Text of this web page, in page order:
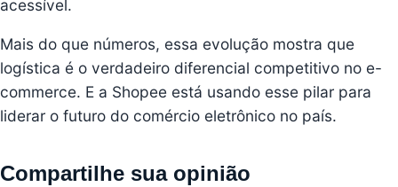
acessível.
Mais do que números, essa evolução mostra que
logística é o verdadeiro diferencial competitivo no e-
commerce. E a Shopee está usando esse pilar para
liderar o futuro do comércio eletrônico no país.
Compartilhe sua opinião